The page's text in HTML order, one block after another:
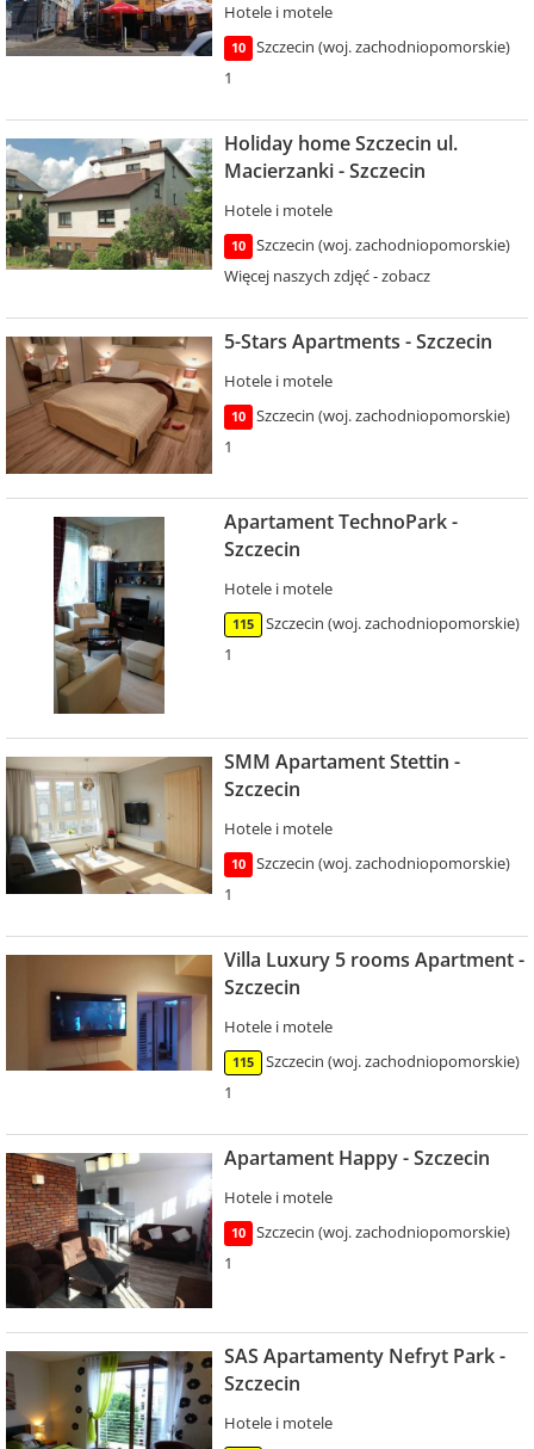
Hotele i motele
10
Szczecin (woj. zachodniopomorskie)
1
Holiday home Szczecin ul.
Macierzanki - Szczecin
Hotele i motele
10
Szczecin (woj. zachodniopomorskie)
Więcej naszych zdjęć - zobacz
5-Stars Apartments - Szczecin
Hotele i motele
10
Szczecin (woj. zachodniopomorskie)
1
Apartament TechnoPark -
Szczecin
Hotele i motele
115
Szczecin (woj. zachodniopomorskie)
1
SMM Apartament Stettin -
Szczecin
Hotele i motele
10
Szczecin (woj. zachodniopomorskie)
1
Villa Luxury 5 rooms Apartment -
Szczecin
Hotele i motele
115
Szczecin (woj. zachodniopomorskie)
1
Apartament Happy - Szczecin
Hotele i motele
10
Szczecin (woj. zachodniopomorskie)
1
SAS Apartamenty Nefryt Park -
Szczecin
Hotele i motele